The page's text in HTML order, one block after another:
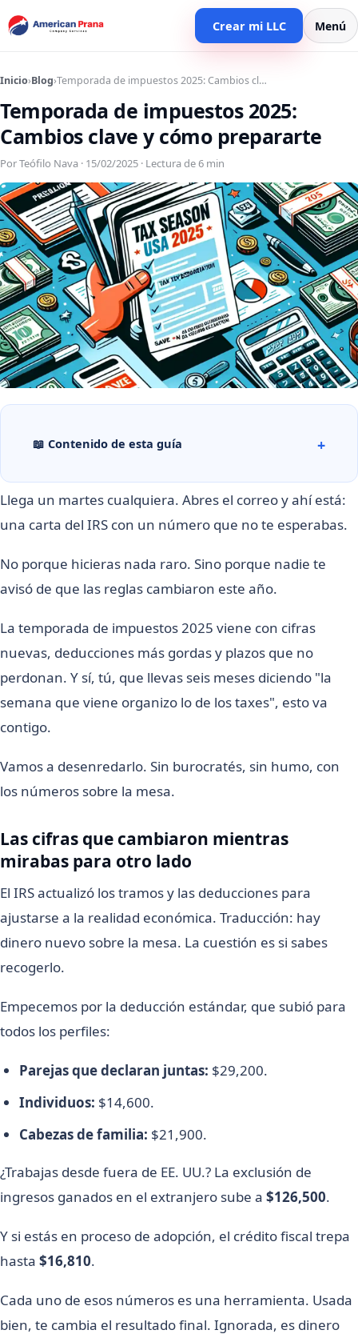
Crear mi LLC Menú
Inicio›Blog›Temporada de impuestos 2025: Cambios cl…
Temporada de impuestos 2025:
Cambios clave y cómo prepararte
Por Teófilo Nava · 15/02/2025 · Lectura de 6 min
📖 Contenido de esta guía
Llega un martes cualquiera. Abres el correo y ahí está:
una carta del IRS con un número que no te esperabas.
No porque hicieras nada raro. Sino porque nadie te
avisó de que las reglas cambiaron este año.
La temporada de impuestos 2025 viene con cifras
nuevas, deducciones más gordas y plazos que no
perdonan. Y sí, tú, que llevas seis meses diciendo "la
semana que viene organizo lo de los taxes", esto va
contigo.
Vamos a desenredarlo. Sin burocratés, sin humo, con
los números sobre la mesa.
Las cifras que cambiaron mientras
mirabas para otro lado
El IRS actualizó los tramos y las deducciones para
ajustarse a la realidad económica. Traducción: hay
dinero nuevo sobre la mesa. La cuestión es si sabes
recogerlo.
Empecemos por la deducción estándar, que subió para
todos los perfiles:
Parejas que declaran juntas: $29,200.
Individuos: $14,600.
Cabezas de familia: $21,900.
¿Trabajas desde fuera de EE. UU.? La exclusión de
ingresos ganados en el extranjero sube a $126,500.
Y si estás en proceso de adopción, el crédito fiscal trepa
hasta $16,810.
Cada uno de esos números es una herramienta. Usada
bien, te cambia el resultado final. Ignorada, es dinero